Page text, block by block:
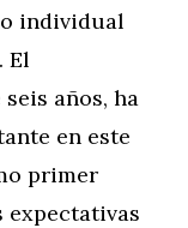
individual
El
años, ha
en este
primer
expectativas